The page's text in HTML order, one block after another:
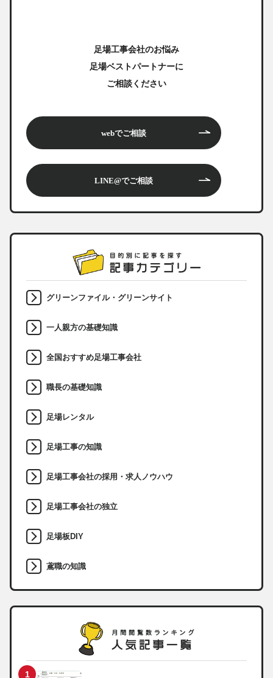
足場工事会社のお悩み
足場ベストパートナーに
ご相談ください
webでご相談
LINE@でご相談
グリーンファイル・グリーンサイト
一人親方の基礎知識
全国おすすめ足場工事会社
職長の基礎知識
足場レンタル
足場工事の知識
足場工事会社の採用・求人ノウハウ
足場工事会社の独立
足場板DIY
鳶職の知識